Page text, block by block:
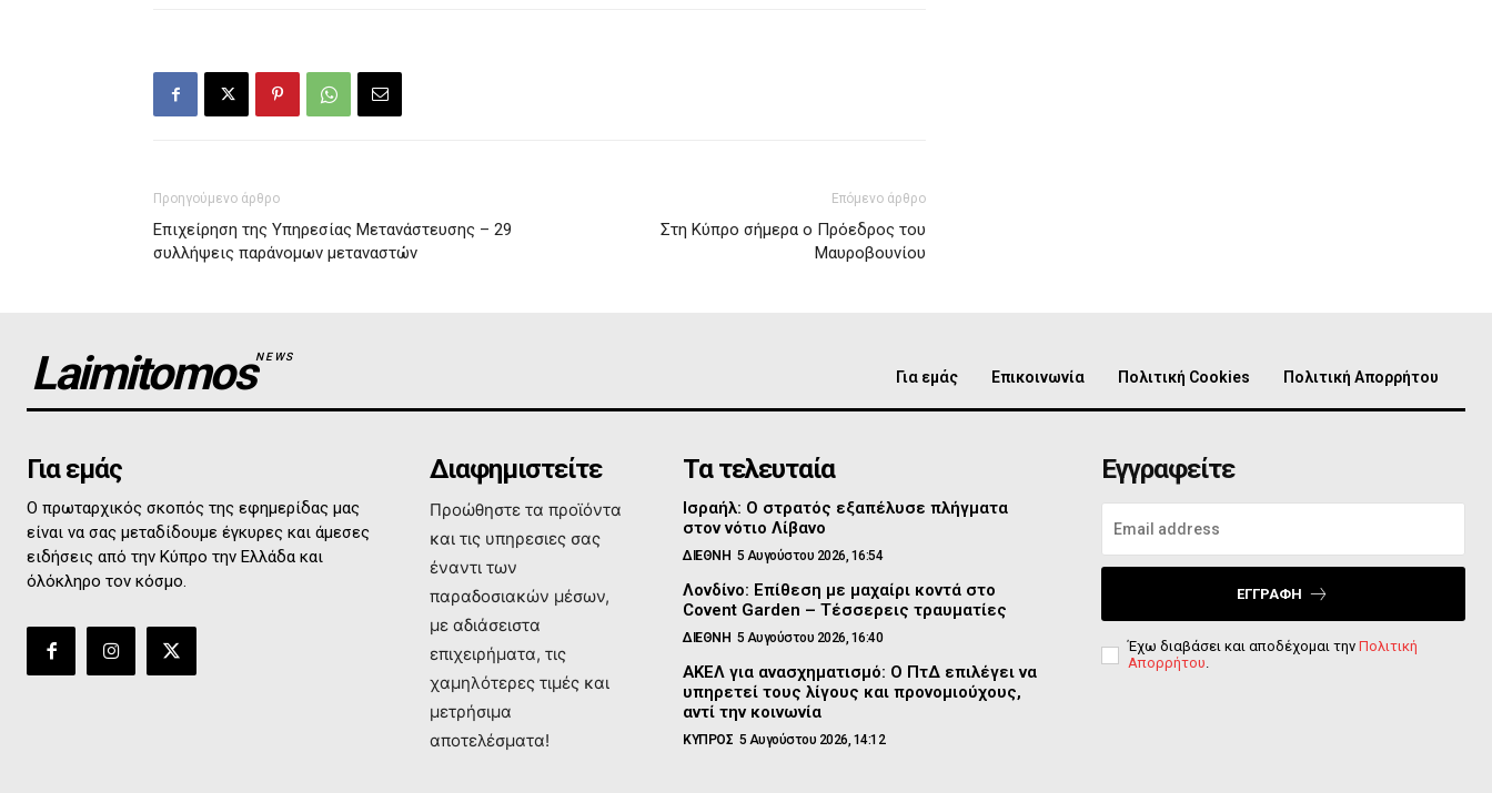
Προηγούμενο άρθρο
Επιχείρηση της Υπηρεσίας Μετανάστευσης – 29
συλλήψεις παράνομων μεταναστών
Επόμενο άρθρο
Στη Κύπρο σήμερα ο Πρόεδρος του
Μαυροβουνίου
LaimitomosNEWS
Για εμάς Επικοινωνία Πολιτική Cookies Πολιτική Απορρήτου
Για εμάς
Ο πρωταρχικός σκοπός της εφημερίδας μας
είναι να σας μεταδίδουμε έγκυρες και άμεσες
ειδήσεις από την Κύπρο την Ελλάδα και
όλόκληρο τον κόσμο.
Διαφημιστείτε
Προώθηστε τα προϊόντα
και τις υπηρεσιες σας
έναντι των
παραδοσιακών μέσων,
με αδιάσειστα
επιχειρήματα, τις
χαμηλότερες τιμές και
μετρήσιμα
αποτελέσματα!
Τα τελευταία
Ισραήλ: Ο στρατός εξαπέλυσε πλήγματα
στον νότιο Λίβανο
ΔΙΕΘΝΗ 5 Αυγούστου 2026, 16:54
Λονδίνο: Επίθεση με μαχαίρι κοντά στο
Covent Garden – Τέσσερεις τραυματίες
ΔΙΕΘΝΗ 5 Αυγούστου 2026, 16:40
ΑΚΕΛ για ανασχηματισμό: Ο ΠτΔ επιλέγει να
υπηρετεί τους λίγους και προνομιούχους,
αντί την κοινωνία
ΚΥΠΡΟΣ 5 Αυγούστου 2026, 14:12
Εγγραφείτε
ΕΓΓΡΑΦΉ
Έχω διαβάσει και αποδέχομαι την Πολιτική
Απορρήτου.